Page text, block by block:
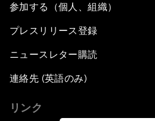
参加する（個人、組織）
プレスリリース登録
ニュースレター購読
連絡先 (英語のみ)
リンク